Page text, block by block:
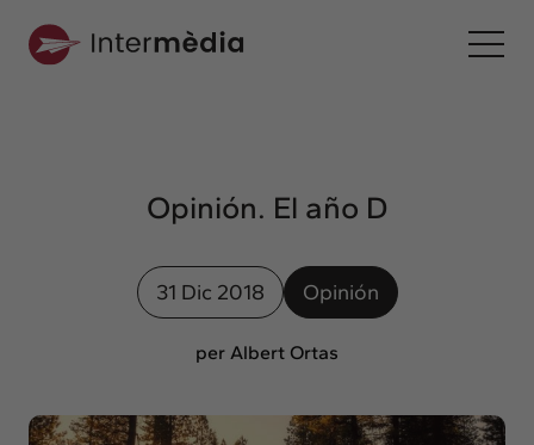
Interconexión
Nuestros servicios
Interacción
Confidencial
Opinión. El año D
31 Dic 2018 Opinión
per Albert Ortas